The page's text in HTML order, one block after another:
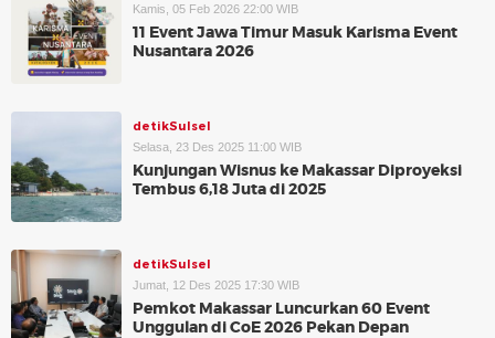
Kamis, 05 Feb 2026 22:00 WIB
11 Event Jawa Timur Masuk Karisma Event
Nusantara 2026
detikSulsel
Selasa, 23 Des 2025 11:00 WIB
Kunjungan Wisnus ke Makassar Diproyeksi
Tembus 6,18 Juta di 2025
detikSulsel
Jumat, 12 Des 2025 17:30 WIB
Pemkot Makassar Luncurkan 60 Event
Unggulan di CoE 2026 Pekan Depan